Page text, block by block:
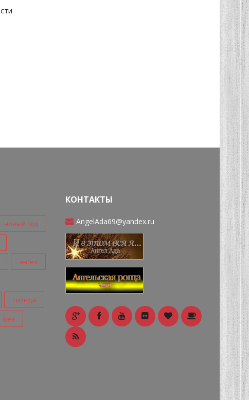
новый год
ангел
тильда
фея
КОНТАКТЫ
AngelAda69@yandex.ru